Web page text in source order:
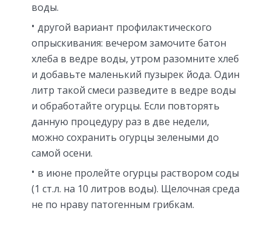
воды.
другой вариант профилактического
опрыскивания: вечером замочите батон
хлеба в ведре воды, утром разомните хлеб
и добавьте маленький пузырек йода. Один
литр такой смеси разведите в ведре воды
и обработайте огурцы. Если повторять
данную процедуру раз в две недели,
можно сохранить огурцы зелеными до
самой осени.
в июне пролейте огурцы раствором соды
(1 ст.л. на 10 литров воды). Щелочная среда
не по нраву патогенным грибкам.